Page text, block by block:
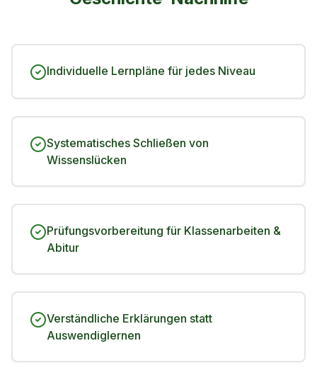
Individuelle Lernpläne für jedes Niveau
Systematisches Schließen von
Wissenslücken
Prüfungsvorbereitung für Klassenarbeiten &
Abitur
Verständliche Erklärungen statt
Auswendiglernen